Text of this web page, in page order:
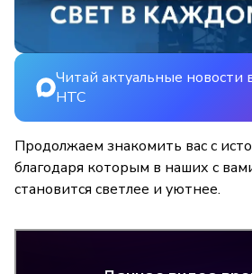
Читай актуальные новости
НТС
Продолжаем знакомить вас с
благодаря которым в наших с
становится светлее и уютнее.